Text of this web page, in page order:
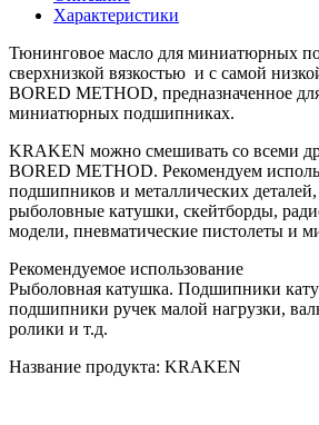
Характеристики
Тюнинговое масло для миниатюрных
сверхнизкой вязкостью и с самой
BORED METHOD, предназначенное
миниатюрных подшипниках.
KRAKEN можно смешивать со всеми
BORED METHOD. Рекомендуем
подшипников и металлических деталей,
рыболовные катушки, скейтборды,
модели, пневматические пистолеты и
Рекомендуемое использование
Рыболовная катушка. Подшипники
подшипники ручек малой нагрузки,
ролики и т.д.
Название продукта: KRAKEN